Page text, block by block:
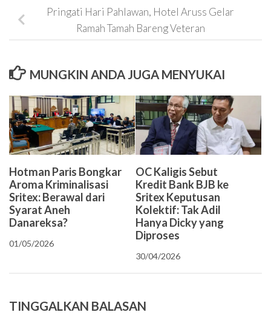
Pringati Hari Pahlawan, Hotel Aruss Gelar
Ramah Tamah Bareng Veteran
MUNGKIN ANDA JUGA MENYUKAI
Hotman Paris Bongkar
Aroma Kriminalisasi
Sritex: Berawal dari
Syarat Aneh
Danareksa?
01/05/2026
OC Kaligis Sebut
Kredit Bank BJB ke
Sritex Keputusan
Kolektif: Tak Adil
Hanya Dicky yang
Diproses
30/04/2026
TINGGALKAN BALASAN